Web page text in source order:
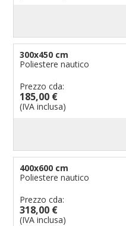
300x450 cm
Poliestere nautico
Prezzo cda:
185,00 €
(IVA inclusa)
400x600 cm
Poliestere nautico
Prezzo cda:
318,00 €
(IVA inclusa)